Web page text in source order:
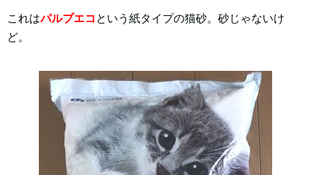
これはパルプエコ という紙タイプの猫砂。砂じゃないけ
ど。